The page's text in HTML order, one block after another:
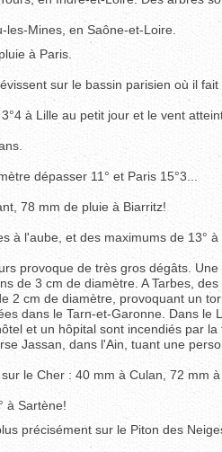
Mines, en Saône-et-Loire.
à Paris.
sur le bassin parisien où il
à Lille au petit jour et le vent
dépasser 11° et Paris 15°3...
78 mm de pluie à Biarritz!
à l'aube, et des maximums de 13°
provoque de très gros dégâts.
de 3 cm de diamètre. A Tarbes,
2 cm de diamètre, provoquant un
dans le Tarn-et-Garonne. Dans
et un hôpital sont incendiés par
Jassan, dans l'Ain, tuant une
le Cher : 40 mm à Culan, 72 mm à
à Sartène!
précisément sur le Piton des